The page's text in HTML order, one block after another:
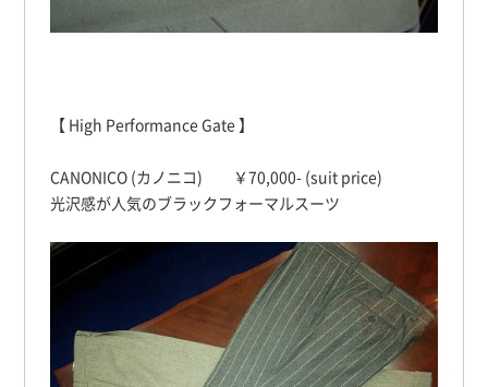
【 High Performance Gate 】
CANONICO (カノニコ) ￥70,000- (suit price)
光沢感が人気のブラックフォーマルスーツ